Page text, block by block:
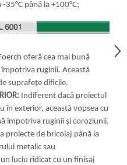
până la +100°C;
oferă cea mai bună
ruginii. Această
suprafețe dificile.
Indiferent dacă proiectul
în exterior, această vopsea cu
împotriva ruginii și coroziunii.
proiecte de bricolaj până la
metalic sau
luciu ridicat cu un finisaj